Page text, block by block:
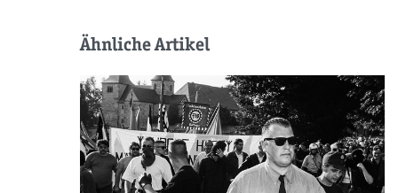
Ähnliche Artikel